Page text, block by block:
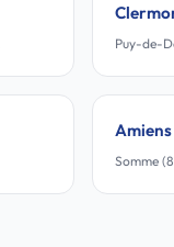
Puy-de-
Amiens
Somme